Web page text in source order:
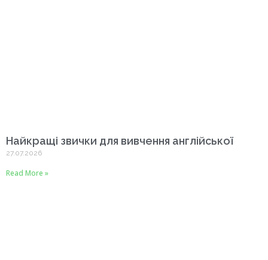
Найкращі звички для вивчення англійської
27.07.2026
Read More »